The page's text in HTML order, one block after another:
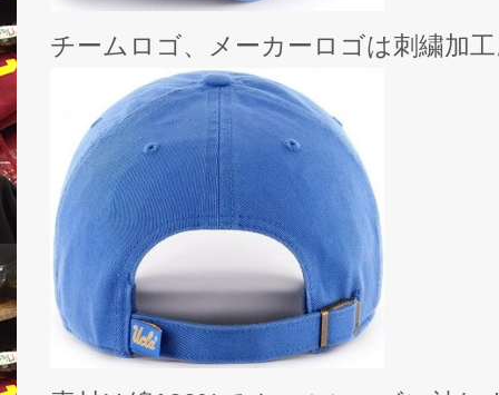
チームロゴ、メーカーロゴは刺繍加